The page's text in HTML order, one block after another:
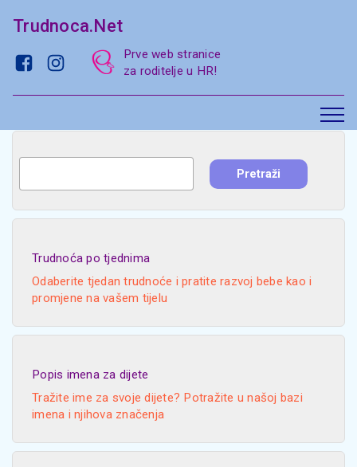
Trudnoca.Net
Prve web stranice
za roditelje u HR!
Trudnoća po tjednima
Odaberite tjedan trudnoće i pratite razvoj bebe kao i
promjene na vašem tijelu
Popis imena za dijete
Tražite ime za svoje dijete? Potražite u našoj bazi
imena i njihova značenja